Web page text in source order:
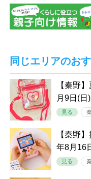
同じエリアのお
【秦野
月9日(日)
見る
【秦野
年8月16
見る